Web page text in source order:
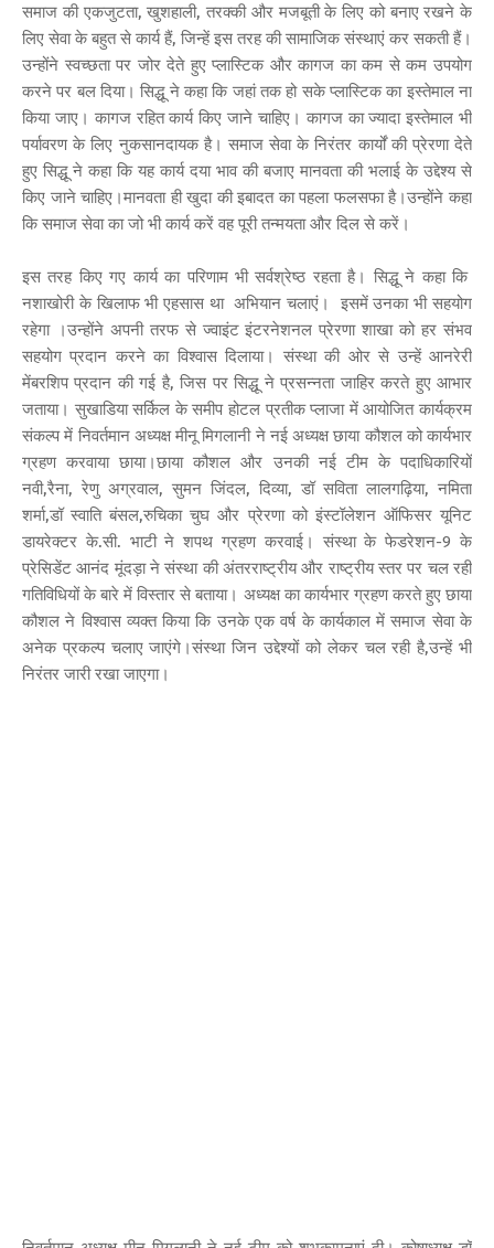
समाज की एकजुटता, खुशहाली, तरक्की और मजबूती के लिए को बनाए रखने के
लिए सेवा के बहुत से कार्य हैं, जिन्हें इस तरह की सामाजिक संस्थाएं कर सकती हैं।
उन्होंने स्वच्छता पर जोर देते हुए प्लास्टिक और कागज का कम से कम उपयोग
करने पर बल दिया। सिद्धू ने कहा कि जहां तक हो सके प्लास्टिक का इस्तेमाल ना
किया जाए। कागज रहित कार्य किए जाने चाहिए। कागज का ज्यादा इस्तेमाल भी
पर्यावरण के लिए नुकसानदायक है। समाज सेवा के निरंतर कार्यों की प्रेरणा देते
हुए सिद्धू ने कहा कि यह कार्य दया भाव की बजाए मानवता की भलाई के उद्देश्य से
किए जाने चाहिए।मानवता ही खुदा की इबादत का पहला फलसफा है।उन्होंने कहा
कि समाज सेवा का जो भी कार्य करें वह पूरी तन्मयता और दिल से करें।
इस तरह किए गए कार्य का परिणाम भी सर्वश्रेष्ठ रहता है। सिद्धू ने कहा कि
नशाखोरी के खिलाफ भी एहसास था अभियान चलाएं। इसमें उनका भी सहयोग
रहेगा ।उन्होंने अपनी तरफ से ज्वाइंट इंटरनेशनल प्रेरणा शाखा को हर संभव
सहयोग प्रदान करने का विश्वास दिलाया। संस्था की ओर से उन्हें आनरेरी
मेंबरशिप प्रदान की गई है, जिस पर सिद्धू ने प्रसन्नता जाहिर करते हुए आभार
जताया। सुखाडिया सर्किल के समीप होटल प्रतीक प्लाजा में आयोजित कार्यक्रम
संकल्प में निवर्तमान अध्यक्ष मीनू मिगलानी ने नई अध्यक्ष छाया कौशल को कार्यभार
ग्रहण करवाया छाया।छाया कौशल और उनकी नई टीम के पदाधिकारियों
नवी,रैना, रेणु अग्रवाल, सुमन जिंदल, दिव्या, डॉ सविता लालगढ़िया, नमिता
शर्मा,डॉ स्वाति बंसल,रुचिका चुघ और प्रेरणा को इंस्टॉलेशन ऑफिसर यूनिट
डायरेक्टर के.सी. भाटी ने शपथ ग्रहण करवाई। संस्था के फेडरेशन-9 के
प्रेसिडेंट आनंद मूंदड़ा ने संस्था की अंतरराष्ट्रीय और राष्ट्रीय स्तर पर चल रही
गतिविधियों के बारे में विस्तार से बताया। अध्यक्ष का कार्यभार ग्रहण करते हुए छाया
कौशल ने विश्वास व्यक्त किया कि उनके एक वर्ष के कार्यकाल में समाज सेवा के
अनेक प्रकल्प चलाए जाएंगे।संस्था जिन उद्देश्यों को लेकर चल रही है,उन्हें भी
निरंतर जारी रखा जाएगा।